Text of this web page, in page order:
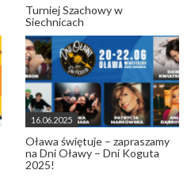
Turniej Szachowy w
Siechnicach
16.06.2025
Oława świętuje – zapraszamy
na Dni Oławy – Dni Koguta
2025!